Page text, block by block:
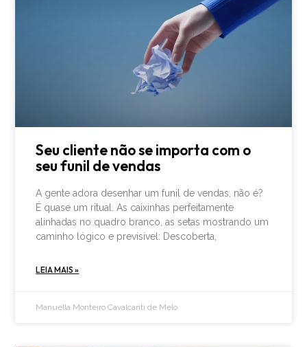
Seu cliente não se importa com o
seu funil de vendas
A gente adora desenhar um funil de vendas, não é?
É quase um ritual. As caixinhas perfeitamente
alinhadas no quadro branco, as setas mostrando um
caminho lógico e previsível: Descoberta,
LEIA MAIS »
Manuella Monteiro Cavalcanti de Melo